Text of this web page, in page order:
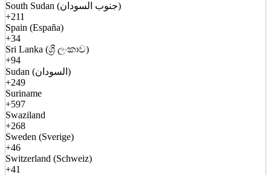
South Sudan (جنوب السودان)
+211
Spain (España)
+34
Sri Lanka (ශ්‍රී ලංකාව)
+94
Sudan (السودان)
+249
Suriname
+597
Swaziland
+268
Sweden (Sverige)
+46
Switzerland (Schweiz)
+41